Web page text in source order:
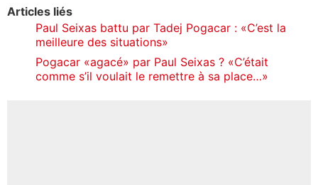
Articles liés
Paul Seixas battu par Tadej Pogacar : «C’est la
meilleure des situations»
Pogacar «agacé» par Paul Seixas ? «C’était
comme s’il voulait le remettre à sa place…»